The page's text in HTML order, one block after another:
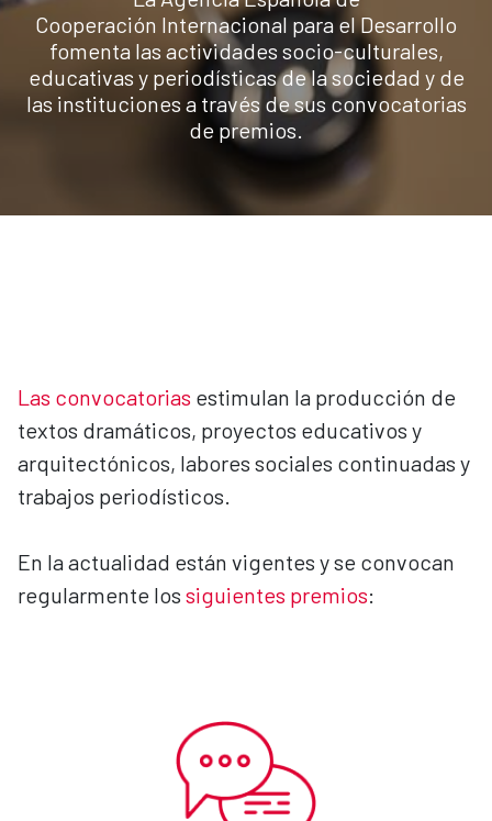
Cooperación Internacional para el Desarrollo
fomenta las actividades socio-culturales,
educativas y periodísticas de la sociedad y de
las instituciones a través de sus convocatorias
de premios.
Las convocatorias estimulan la producción de
textos dramáticos, proyectos educativos y
arquitectónicos, labores sociales continuadas y
trabajos periodísticos.
En la actualidad están vigentes y se convocan
regularmente los siguientes premios: